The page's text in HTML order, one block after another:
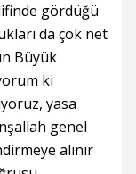
gördüğü
da çok net
Büyük
ki
yasa
genel
alınır